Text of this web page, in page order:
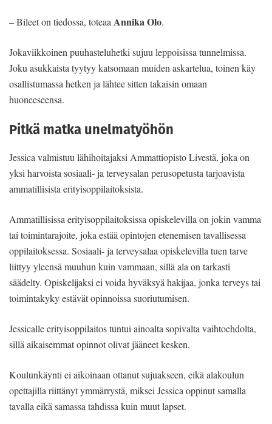
– Bileet on tiedossa, toteaa Annika Olo.
Jokaviikkoinen puuhasteluhetki sujuu leppoisissa tunnelmissa.
Joku asukkaista tyytyy katsomaan muiden askartelua, toinen käy
osallistumassa hetken ja lähtee sitten takaisin omaan
huoneeseensa.
Pitkä matka unelmatyöhön
Jessica valmistuu lähihoitajaksi Ammattiopisto Livestä, joka on
yksi harvoista sosiaali- ja terveysalan perusopetusta tarjoavista
ammatillisista erityisoppilaitoksista.
Ammatillisissa erityisoppilaitoksissa opiskelevilla on jokin vamma
tai toimintarajoite, joka estää opintojen etenemisen tavallisessa
oppilaitoksessa. Sosiaali- ja terveysalaa opiskelevilla tuen tarve
liittyy yleensä muuhun kuin vammaan, sillä ala on tarkasti
säädelty. Opiskelijaksi ei voida hyväksyä hakijaa, jonka terveys tai
toimintakyky estävät opinnoissa suoriutumisen.
Jessicalle erityisoppilaitos tuntui ainoalta sopivalta vaihtoehdolta,
sillä aikaisemmat opinnot olivat jääneet kesken.
Koulunkäynti ei aikoinaan ottanut sujuakseen, eikä alakoulun
opettajilla riittänyt ymmärrystä, miksei Jessica oppinut samalla
tavalla eikä samassa tahdissa kuin muut lapset.